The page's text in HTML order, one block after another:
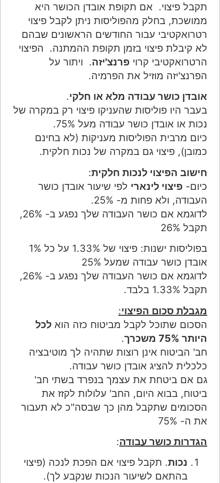
תקבל פיצוי. אם תקופת אובדן הכושר היא
ממושכת, בחלק מהפוליסות ניתן לקבל פיצוי
רטרואקטיבי עבור החודשים הראשונים שבהם
לא קיבלת פיצוי בזמן תקופת ההמתנה. הפיצוי
הרטרואקטיבי קרוי פרנצ'יזה. ויתור על
הפרנצ'יזה מוזיל את הפרמיה.
אובדן כושר עבודה מלא או חלקי.
בעבר היו פוליסות שהעניקו פיצוי רק במקרה של
נכות או אובדן כושר עבודה מעל 75%.
כיום מרבית הפוליסות מעניקות (לא בחינם
כמובן), פיצוי גם במקרה של נכות חלקית.
חישוב הפיצוי לנכות חלקית:
כיום- פיצוי לינארי לפי שיעור אובדן כושר
העבודה, ולא פחות מ- 25%.
לדוגמא אם כושר העבודה שלך נפגע ב- 26%,
תקבל 26%
בפוליסות ישנות: פיצוי של 1.33% על כל 1%
אובדן כושר עבודה שמעל 25%
לדוגמא אם כושר העבודה שלך נפגע ב- 26%,
תקבל 1.33% בלבד.
מגבלת סכום הפיצוי:
הסכום שתוכל לקבל מביטוח כזה הוא לכל
היותר 75% משכרך
.
חב' הביטוח אינן רוצות שתהיה לך מוטיבציה
כלכלית להציג אובדן כושר עבודה.
גם אם ביטחת את עצמך בנפרד בשתי חב'
ביטוח, בבוא היום, החב' עלולות לקזז את
הסכומים שתקבל מהן כך שבסה"כ לא תעבור
את ה- 75%
הגדרות כושר עבודה:
נכות. תקבל פיצוי אם הפכת לנכה (פיצוי
בהתאם לשיעור הנכות שנקבע לך).